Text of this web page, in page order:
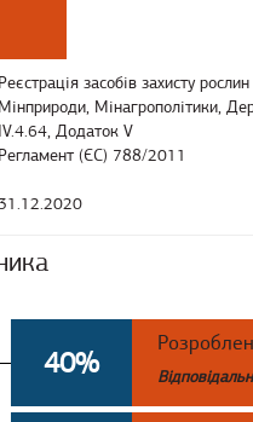
Реєстрація засобів захисту рослин
Мінприроди, Мінагрополітики,
IV.4.64, Додаток V
Регламент (ЄС) 788/2011
40%